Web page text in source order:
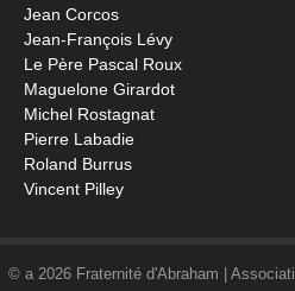
Jean Corcos
Jean-François Lévy
Le Père Pascal Roux
Maguelone Girardot
Michel Rostagnat
Pierre Labadie
Roland Burrus
Vincent Pilley
© a 2026 Fraternité d'Abraham |